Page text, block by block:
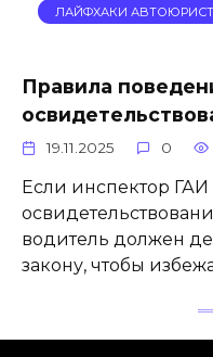
ЛАЙФХАКИ
Правила
19.11.2025 0
Если инспектор
водитель должен
закону, чтобы